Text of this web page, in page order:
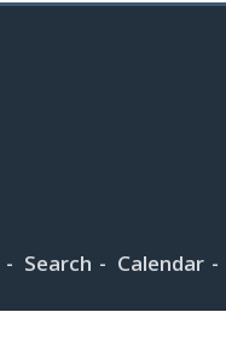
Search Calendar